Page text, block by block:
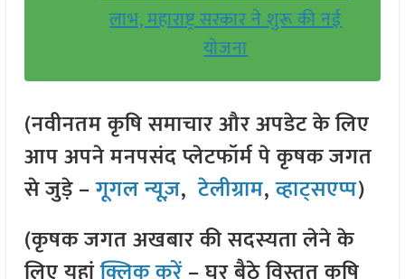
लाभ, महाराष्ट्र सरकार ने शुरू की नई
योजना
(नवीनतम कृषि समाचार और अपडेट के लिए
आप अपने मनपसंद प्लेटफॉर्म पे कृषक जगत
से जुड़े –गूगल न्यूज़,टेलीग्राम,व्हाट्सएप्प)
(कृषक जगत अखबार की सदस्यता लेने के